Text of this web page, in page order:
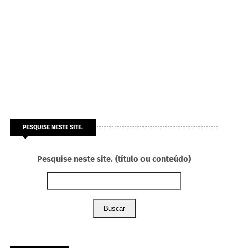
PESQUISE NESTE SITE.
Pesquise neste site. (título ou conteúdo)
Buscar